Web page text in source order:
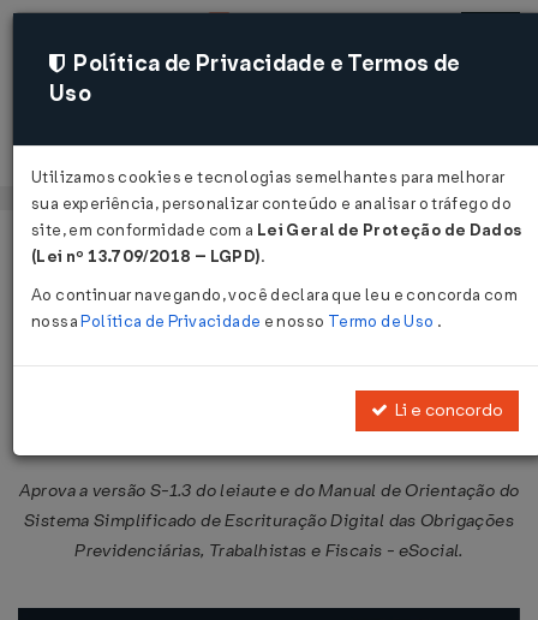
Acessar
Página Inicial Legislações
Portaria Conjunta RFB/MPS/MTE
Aprova a versão S-1.3 do leiaute e do Manual de Orientação do
Sistema Simplificado de Escrituração Digital das Obrigações
Previdenciárias, Trabalhistas e Fiscais - eSocial.
Política de Privacidade e Termos de
Uso
Utilizamos cookies e tecnologias semelhantes para melhorar
sua experiência, personalizar conteúdo e analisar o tráfego do
site, em conformidade com a Lei Geral de Proteção de Dados
(Lei nº 13.709/2018 – LGPD).
Ao continuar navegando, você declara que leu e concorda com
nossaPolítica de Privacidade e nosso Termo de Uso .
Li e concordo